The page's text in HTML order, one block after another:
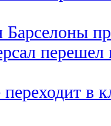
перешел
в